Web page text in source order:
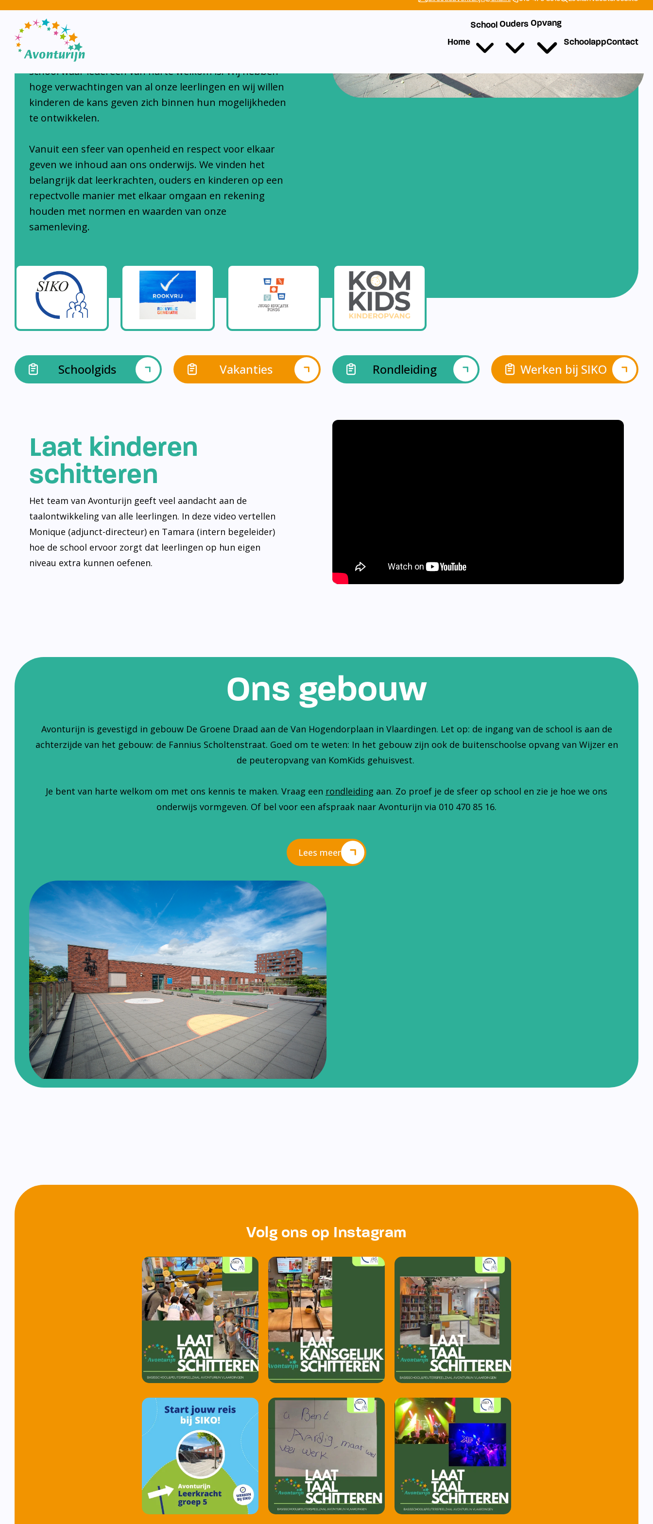
Avonturijn laat kinderen schitteren
Avonturijn is een moderne, open, interconfessionele
school waar iedereen van harte welkom is. Wij hebben
hoge verwachtingen van al onze leerlingen en wij willen
kinderen de kans geven zich binnen hun mogelijkheden
te ontwikkelen.
Vanuit een sfeer van openheid en respect voor elkaar
geven we inhoud aan ons onderwijs. We vinden het
belangrijk dat leerkrachten, ouders en kinderen op een
repectvolle manier met elkaar omgaan en rekening
houden met normen en waarden van onze
samenleving.
Schoolgids Vakanties Rondleiding Werken bij SIKO
Laat kinderen
schitteren
Het team van Avonturijn geeft veel aandacht aan de
taalontwikkeling van alle leerlingen. In deze video vertellen
Monique (adjunct-directeur) en Tamara (intern begeleider)
hoe de school ervoor zorgt dat leerlingen op hun eigen
niveau extra kunnen oefenen.
Ons gebouw
Avonturijn is gevestigd in gebouw De Groene Draad aan de Van Hogendorplaan in Vlaardingen. Let op: de ingang van de school is aan de
achterzijde van het gebouw: de Fannius Scholtenstraat. Goed om te weten: In het gebouw zijn ook de buitenschoolse opvang van Wijzer en
de peuteropvang van KomKids gehuisvest.
Je bent van harte welkom om met ons kennis te maken. Vraag een rondleiding aan. Zo proef je de sfeer op school en zie je hoe we ons
onderwijs vormgeven. Of bel voor een afspraak naar Avonturijn via 010 470 85 16.
Lees meer
Volg ons op Instagram